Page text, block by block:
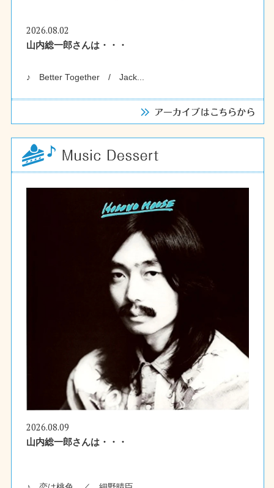
2026.08.02
山内総一郎さんは・・・
♪ Better Together / Jack...
2026.08.09
山内総一郎さんは・・・